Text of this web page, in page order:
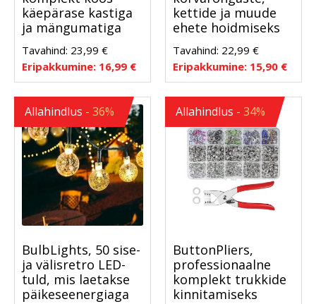
käepärase kastiga
ja mängumatiga
Tavahind: 23,99 €
Eripakkumine: 16,99 €
kettide ja muude
ehete hoidmiseks
Tavahind: 22,99 €
Eripakkumine: 15,90 €
Allahindlus - 36%
BulbLights, 50 sise-
ja välisretro LED-
tuld, mis laetakse
päikeseenergiaga
Allahindlus - 34%
ButtonPliers,
professionaalne
komplekt trukkide
kinnitamiseks